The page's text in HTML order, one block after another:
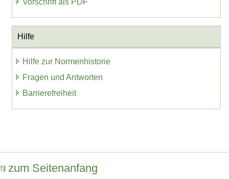
Hilfe
Hilfe zur Normenhistorie
Fragen und Antworten
Barrierefreiheit
zum Seitenanfang